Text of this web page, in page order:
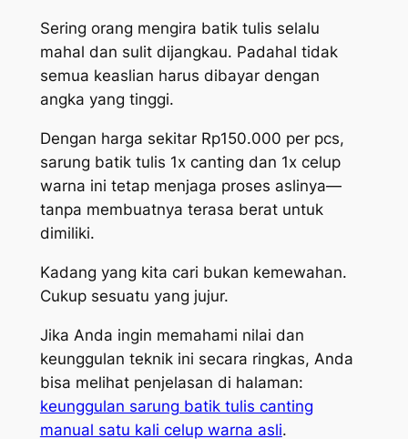
Sering orang mengira batik tulis selalu
mahal dan sulit dijangkau. Padahal tidak
semua keaslian harus dibayar dengan
angka yang tinggi.
Dengan harga sekitar Rp150.000 per pcs,
sarung batik tulis 1x canting dan 1x celup
warna ini tetap menjaga proses aslinya—
tanpa membuatnya terasa berat untuk
dimiliki.
Kadang yang kita cari bukan kemewahan.
Cukup sesuatu yang jujur.
Jika Anda ingin memahami nilai dan
keunggulan teknik ini secara ringkas, Anda
bisa melihat penjelasan di halaman:
keunggulan sarung batik tulis canting
manual satu kali celup warna asli.